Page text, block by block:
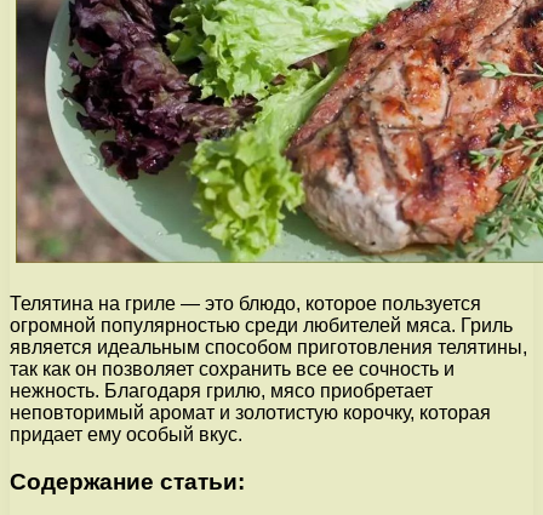
Телятина на гриле — это блюдо, которое пользуется
огромной популярностью среди любителей мяса. Гриль
является идеальным способом приготовления телятины,
так как он позволяет сохранить все ее сочность и
нежность. Благодаря грилю, мясо приобретает
неповторимый аромат и золотистую корочку, которая
придает ему особый вкус.
Содержание статьи: